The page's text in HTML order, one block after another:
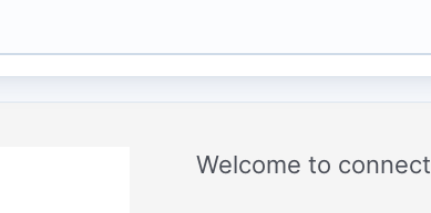
Welcome to connect